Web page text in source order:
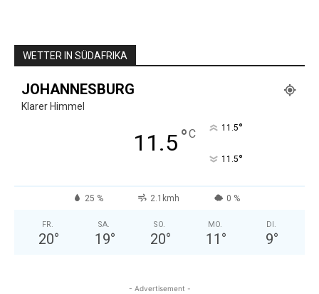
WETTER IN SÜDAFRIKA
JOHANNESBURG
Klarer Himmel
11.5°C 11.5°
11.5°
25 % 2.1kmh 0 %
FR.
20°
SA.
19°
SO.
20°
MO.
11 °
DI.
9°
- Advertisement -